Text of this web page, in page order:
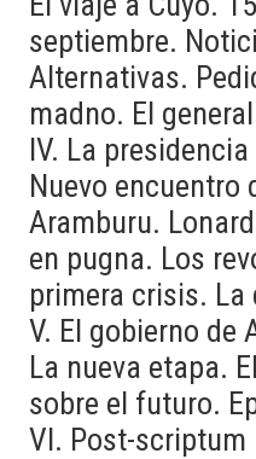
septiembre.
Alternativas.
madno. El
IV. La
Nuevo encuentro
Aramburu.
en pugna. Los
primera crisis.
V. El gobierno de
La nueva etapa.
sobre el futuro.
VI. Post-scriptum